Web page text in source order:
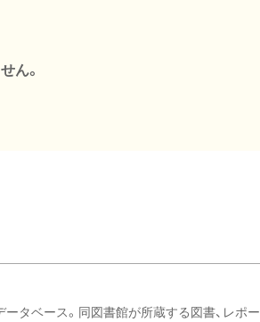
ん。
タベース。同図書館が所蔵する図書、レポー